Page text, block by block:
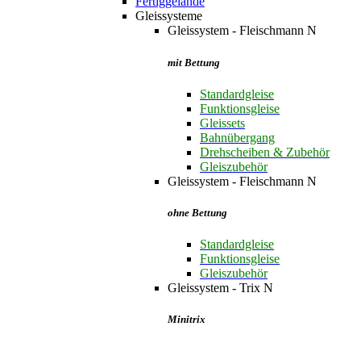
Gleissysteme
Gleissystem - Fleischmann N
mit Bettung
Standardgleise
Funktionsgleise
Gleissets
Bahnübergang
Drehscheiben & Zubehör
Gleiszubehör
Gleissystem - Fleischmann N
ohne Bettung
Standardgleise
Funktionsgleise
Gleiszubehör
Gleissystem - Trix N
Minitrix